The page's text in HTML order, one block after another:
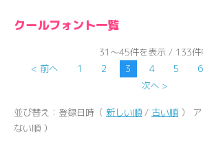
クールフォント一覧
31～45件を表示 / 133件
< 前へ
1 2 3 4 5 6
次へ >
並び替え：登録日時（ 新しい順 / 古い順 ）
ない順 ）